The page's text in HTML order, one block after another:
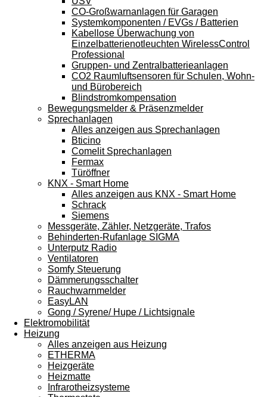
CO-Großwarnanlagen für Garagen
Systemkomponenten / EVGs / Batterien
Kabellose Überwachung von
Einzelbatterienotleuchten WirelessControl
Professional
Gruppen- und Zentralbatterieanlagen
CO2 Raumluftsensoren für Schulen, Wohn-
und Bürobereich
Blindstromkompensation
Bewegungsmelder & Präsenzmelder
Sprechanlagen
Alles anzeigen aus Sprechanlagen
Bticino
Comelit Sprechanlagen
Fermax
Türöffner
KNX - Smart Home
Alles anzeigen aus KNX - Smart Home
Schrack
Siemens
Messgeräte, Zähler, Netzgeräte, Trafos
Behinderten-Rufanlage SIGMA
Unterputz Radio
Ventilatoren
Somfy Steuerung
Dämmerungsschalter
Rauchwarnmelder
EasyLAN
Gong / Syrene/ Hupe / Lichtsignale
Elektromobilität
Heizung
Alles anzeigen aus Heizung
ETHERMA
Heizgeräte
Heizmatte
Infrarotheizsysteme